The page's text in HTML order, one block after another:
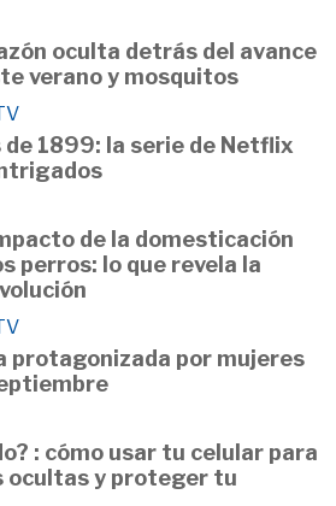
oculta detrás del avance
verano y mosquitos
1899: la serie de Netflix
de la domesticación
perros: lo que revela la
protagonizada por mujeres
: cómo usar tu celular para
ocultas y proteger tu